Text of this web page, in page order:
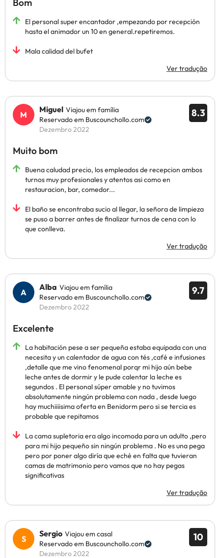
Bom
El personal super encantador ,empezando por recepción
hasta el animador un 10 en general.repetiremos.
Mala calidad del bufet
Ver tradução
8.3
Miguel Viajou em família
Reservado em Buscounchollo.com
Dezembro 2022
Muito bom
Buena caludad precio, los empleados de recepcion ambos
turnos muy profesionales y atentos asi como en
restauracion, bar, comedor...
El baño se encontraba sucio al llegar, la señora de limpieza
se puso a barrer antes de finalizar turnos de cena con lo
que conlleva.
Ver tradução
9.7
Alba Viajou em família
Reservado em Buscounchollo.com
Dezembro 2022
Excelente
La habitación pese a ser pequeña estaba equipada con una
necesita y un calentador de agua con tés ,café e infusiones
,detalle que me vino fenomenal porqr mi hijo aún bebe
leche antes de dormir y le pude calentar la leche es
segundos . El personal súper amable y no tuvimos
absolutamente ningún problema con nada , desde luego
hay muchiiiisima oferta en Benidorm pero si se tercia es
probable que repitamos
La cama supletoria era algo incomoda para un adulto ,pero
para mi hijo pequeño sin ningún problema . No es una pega
pero por poner algo diría que eché en falta que tuvieran
camas de matrimonio pero vamos que no hay pegas
significativas
Ver tradução
10
Sergio Viajou em casal
Reservado em Buscounchollo.com
Dezembro 2022